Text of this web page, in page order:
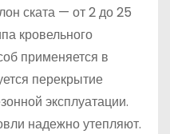
ската — от 2 до 25
кровельного
применяется в
перекрытие
эксплуатации.
надежно утепляют.